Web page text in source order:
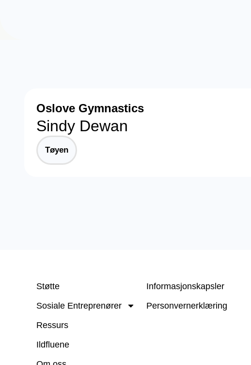
Oslove Gymnastics
Sindy Dewan
Tøyen
Støtte
Sosiale Entreprenører
Ressurs
Ildfluene
Informasjonskapsler
Personvernerklæring